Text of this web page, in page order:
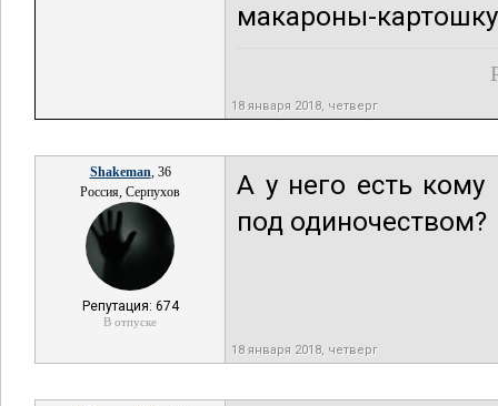
макароны-
18 января 2018, четверг
Shakeman, 36
Россия, Серпухов
Репутация: 674
В отпуске
А у него есть кому
под одиночеством?
18 января 2018, четверг